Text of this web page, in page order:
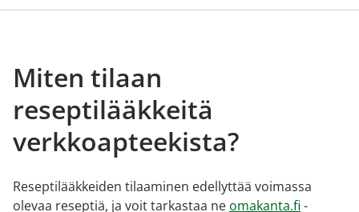
Miten tilaan
reseptilääkkeitä
verkkoapteekista?
Reseptilääkkeiden tilaaminen edellyttää voimassa
olevaa reseptiä, ja voit tarkastaa ne omakanta.fi -